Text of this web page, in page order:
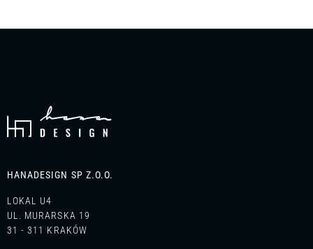
HANADESIGN SP Z.O.O.
LOKAL U4
UL. MURARSKA 19
31 - 311 KRAKÓW